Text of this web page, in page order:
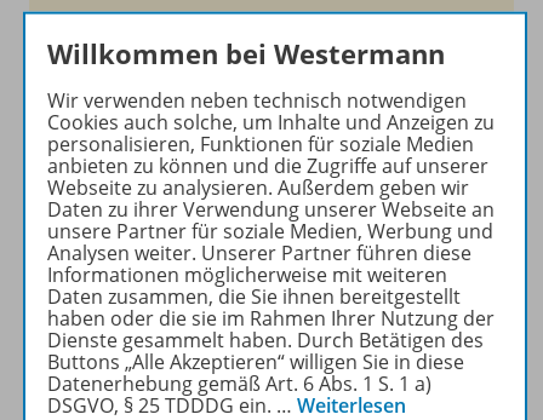
jedes Kind!
Die Zeitschrift erscheint als
Print- und als digitale Version.
Beiträge und Materialien
können im Online-Archiv von
DEUTSCH DIFFERENZIERT
kostenlos recherchiert und
heruntergeladen werden (nur
für Privatpersonen). Jetzt
kostengünstig Probelesen
oder gleich zum Vorteilspreis
abonnieren!
Willkommen bei Westermann
Wir verwenden neben technisch notwendigen
Cookies auch solche, um Inhalte und Anzeigen zu
personalisieren, Funktionen für soziale Medien
anbieten zu können und die Zugriffe auf unserer
Webseite zu analysieren. Außerdem geben wir
Daten zu ihrer Verwendung unserer Webseite an
unsere Partner für soziale Medien, Werbung und
Analysen weiter. Unserer Partner führen diese
Informationen möglicherweise mit weiteren
Daten zusammen, die Sie ihnen bereitgestellt
haben oder die sie im Rahmen Ihrer Nutzung der
Dienste gesammelt haben. Durch Betätigen des
Buttons „Alle Akzeptieren“ willigen Sie in diese
Datenerhebung gemäß Art. 6 Abs. 1 S. 1 a)
DSGVO, § 25 TDDDG ein. … Weiterlesen